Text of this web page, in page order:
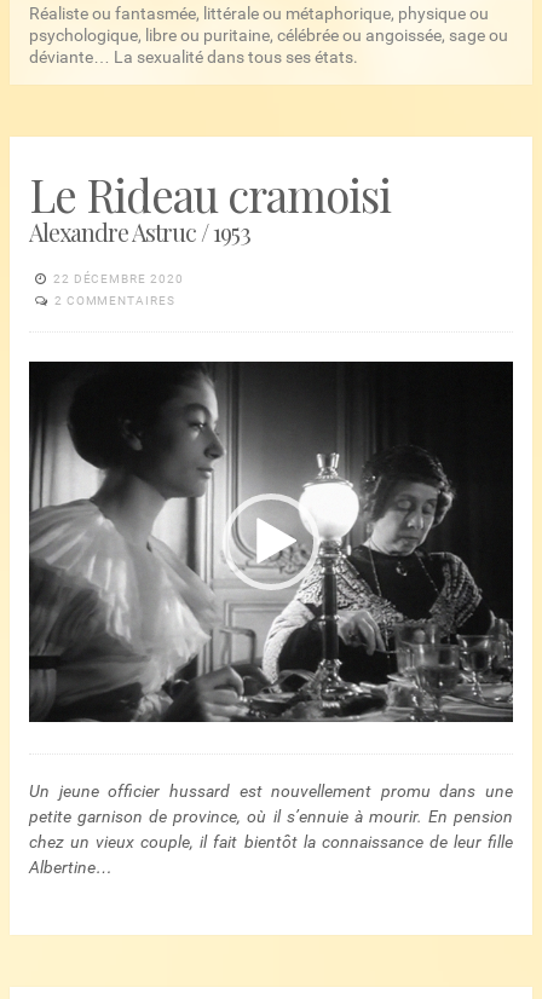
Réaliste ou fantasmée, littérale ou métaphorique, physique ou
psychologique, libre ou puritaine, célébrée ou angoissée, sage ou
déviante… La sexualité dans tous ses états.
Le Rideau cramoisi
Alexandre Astruc / 1953
22 DÉCEMBRE 2020
2 COMMENTAIRES
Un jeune officier hussard est nouvellement promu dans une
petite garnison de province, où il s’ennuie à mourir. En pension
chez un vieux couple, il fait bientôt la connaissance de leur fille
Albertine…